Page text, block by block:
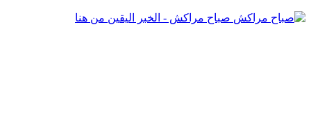
صباح مراكش - الخبر اليقين من هنا